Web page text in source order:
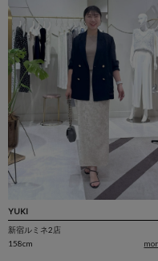
YUKI
新宿ルミネ2店
158cm